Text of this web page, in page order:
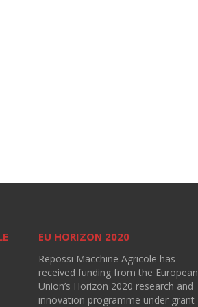
EU HORIZON 2020
Repossi Macchine Agricole has
received funding from the European
Union’s Horizon 2020 research and
innovation programme under grant